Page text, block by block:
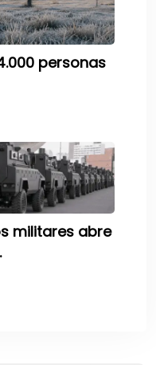
personas
militares abre